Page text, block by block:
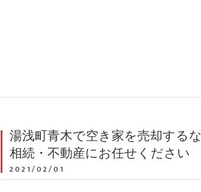
湯浅町青木で空き家を売却する
相続・不動産にお任せください
2021/02/01